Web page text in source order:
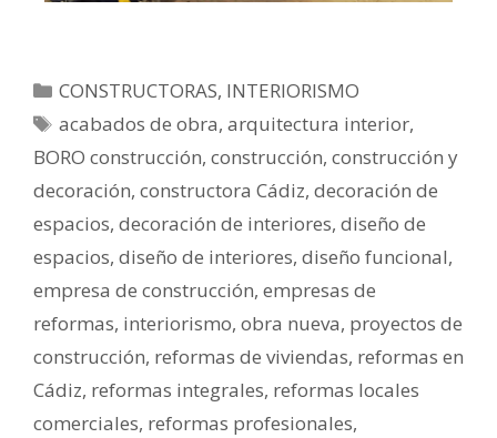
CONSTRUCTORAS, INTERIORISMO
acabados de obra,arquitectura interior,
BORO construcción, construcción, construcción y
decoración, constructora Cádiz, decoración de
espacios, decoración de interiores, diseño de
espacios, diseño de interiores, diseño funcional,
empresa de construcción, empresas de
reformas, interiorismo, obra nueva, proyectos de
construcción, reformas de viviendas, reformas en
Cádiz, reformas integrales, reformas locales
comerciales, reformas profesionales,